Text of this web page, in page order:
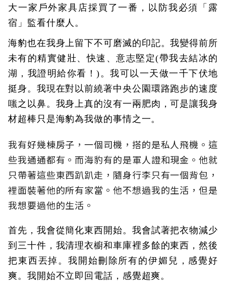
大一家戶外家具店採買了一番，以防我必須「露
宿」監看什麼人。
海豹也在我身上留下不可磨滅的印記。我變得前所
未有的精實健壯、快速、意志堅定(帶我去結冰的
湖，我證明給你看！)。我可以一天做一千下伏地
挺身。我現在對以前繞著中央公園環路跑步的速度
嗤之以鼻。我身上真的沒有一兩肥肉，可是讓我身
材超棒只是海豹為我做的事情之一。
我有好幾棟房子，一個司機，搭的是私人飛機。這
些我通通都有。而海豹有的是軍人證和現金。他就
只帶著這些東西趴趴走，隨身行李只有一個背包，
裡面裝著他的所有家當。他不想過我的生活，但是
我想要過他的生活。
首先，我會從簡化東西開始。我會試著把衣物減少
到三十件，我清理衣櫥和車庫裡多餘的東西，然後
把東西丟掉。我開始刪除所有的伊媚兒，感覺好
爽。我開始不立即回電話，感覺超爽。